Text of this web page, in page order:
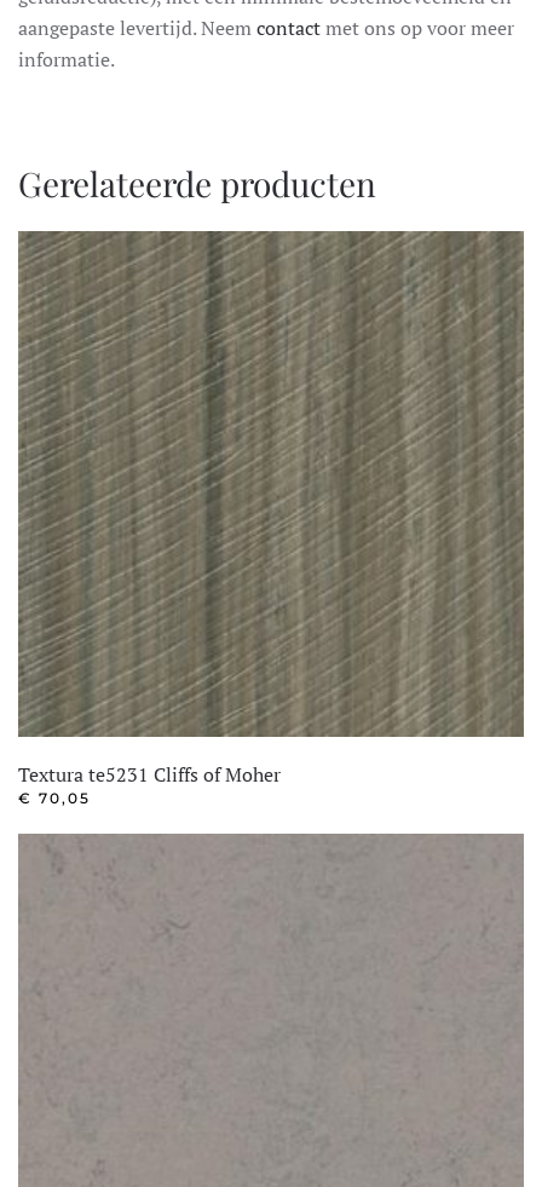
aangepaste levertijd. Neemcontactmet ons op voor meer
informatie.
Gerelateerde producten
Textura te5231 Cliffs of Moher
€ 70,05